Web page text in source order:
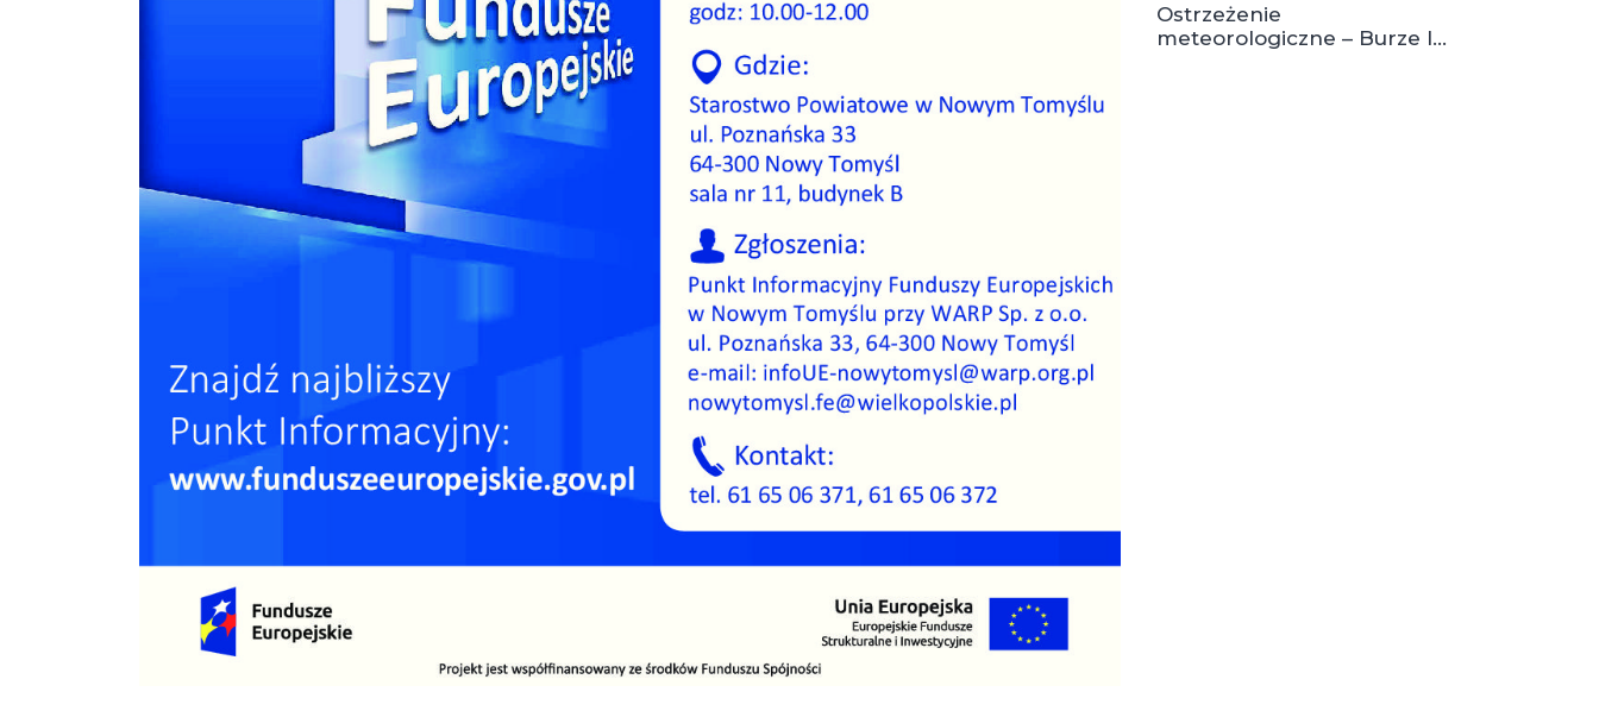
Ostrzeżenie
meteorologiczne – Burze I